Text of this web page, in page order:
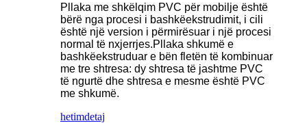
Pllaka me shkëlqim PVC për mobilje është
bërë nga procesi i bashkëekstrudimit, i cili
është një version i përmirësuar i një procesi
normal të nxjerrjes.Pllaka shkumë e
bashkëekstruduar e bën fletën të kombinuar
me tre shtresa: dy shtresa të jashtme PVC
të ngurtë dhe shtresa e mesme është PVC
me shkumë.
hetimdetaj